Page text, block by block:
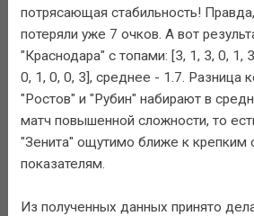
потрясающая стабильность!
потеряли уже 7 очков. А вот
"Краснодара" с топами: [3, 1, 3, 0, 1,
0, 1, 0, 0, 3], среднее - 1.7. Разница
"Ростов" и "Рубин" набирают в
матч повышенной сложности, то
"Зенита" ощутимо ближе к крепким
показателям.
Из полученных данных принято